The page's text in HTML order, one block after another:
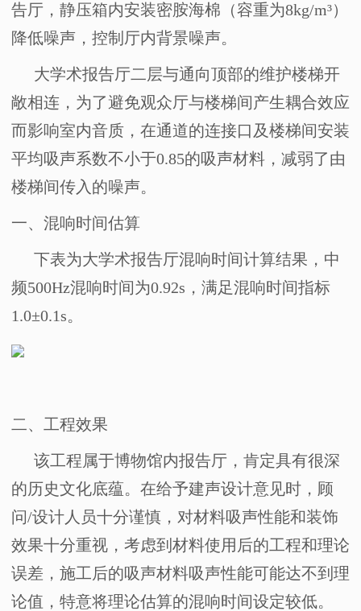
告厅，静压箱内安装密胺海棉（容重为8kg/m³）
降低噪声，控制厅内背景噪声。
大学术报告厅二层与通向顶部的维护楼梯开
敞相连，为了避免观众厅与楼梯间产生耦合效应
而影响室内音质，在通道的连接口及楼梯间安装
平均吸声系数不小于0.85的吸声材料，减弱了由
楼梯间传入的噪声。
一、 混响时间估算
下表为大学术报告厅混响时间计算结果，中
频500Hz混响时间为0.92s ，满足混响时间指标
1.0±0.1s。
二、 工程效果
该工程属于博物馆内报告厅，肯定具有很深
的历史文化底蕴。在给予建声设计意见时，顾
问/设计人员十分谨慎，对材料吸声性能和装饰
效果十分重视，考虑到材料使用后的工程和理论
误差，施工后的吸声材料吸声性能可能达不到理
论值，特意将理论估算的混响时间设定较低。